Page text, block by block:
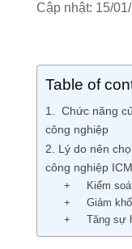
Cập nhật: 15/
Table of
1. Chức năng
công nghiệp
2. Lý do nên
công nghiệp
+ Kiểm soát
+ Giảm khối
+ Tăng sự